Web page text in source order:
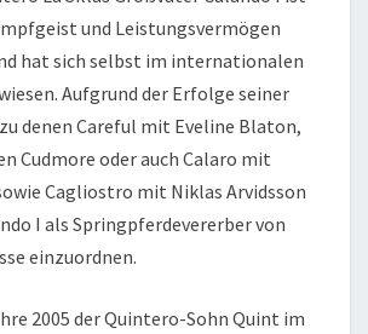
und Leistungsvermögen
hat sich selbst im internationalen
Aufgrund der Erfolge seiner
denen Careful mit Eveline Blaton,
Cudmore oder auch Calaro mit
Cagliostro mit Niklas Arvidsson
I als Springpferdevererber von
einzuordnen.
2005 der Quintero-Sohn Quint im